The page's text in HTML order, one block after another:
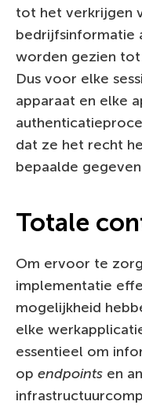
tot het verkrijgen
bedrijfsinformatie
worden gezien
Dus voor elke
apparaat en elke
dat ze het recht
bepaalde
Totale
Om ervoor te
implementatie
mogelijkheid
elke
essentieel om
op endpoints en